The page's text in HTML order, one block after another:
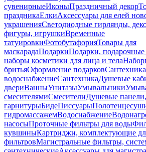
сувенирныеИконыПраздничный декор
праздникаЕлкиАксессуары для елей
украшенияСветодиодные гирлянды,
фигуры, игрушкиВременные
татуировкиФотобутафорияТовары для
маскарадаПодаркиПодарки,
наборы косметики для лица и тела
бритьяОформление подарков
водоснабжениеСантехникаДушевые
двериВанныУнитазыУмывальники
смесителямиСмесителиДушевые панели,
гарнитурыБидеПиссуары
гидромассажемВодоснабжение
насосыПроточные фильтры для воды
кувшиныКартриджи, комплектующие
фильтровМагистральные фильтры,